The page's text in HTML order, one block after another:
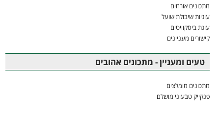
מתכונים אורחים
עוגיות שיבולת שועל
עוגת ביסקוויטים
קישורים מעניינים
טעים ומעניין - מתכונים אהובים
מתכונים מומלצים
פנקייק טבעוני מושלם